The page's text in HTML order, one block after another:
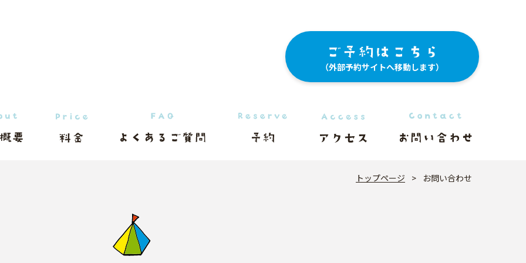
（外部予約サイトへ移動します）
トップページ > お問い合わせ